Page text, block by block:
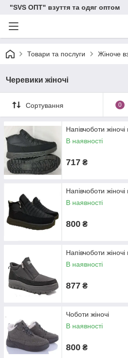
"SVS ОПТ" взуття та одяг оптом
Товари та послуги Жіноче
Черевики жіночі
Сортування 0
Напівчоботи
В наявності
717 ₴
Напівчоботи
В наявності
800 ₴
Напівчоботи
В наявності
877 ₴
Чоботи жіночі
В наявності
800 ₴